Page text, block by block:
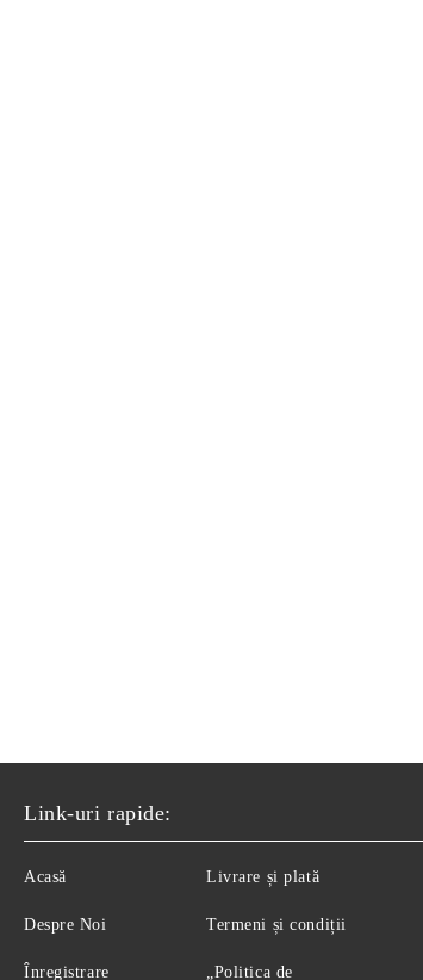
Link-uri rapide:
Acasă
Despre Noi
Înregistrare
Livrare și plată
Termeni și condiții
„Politica de